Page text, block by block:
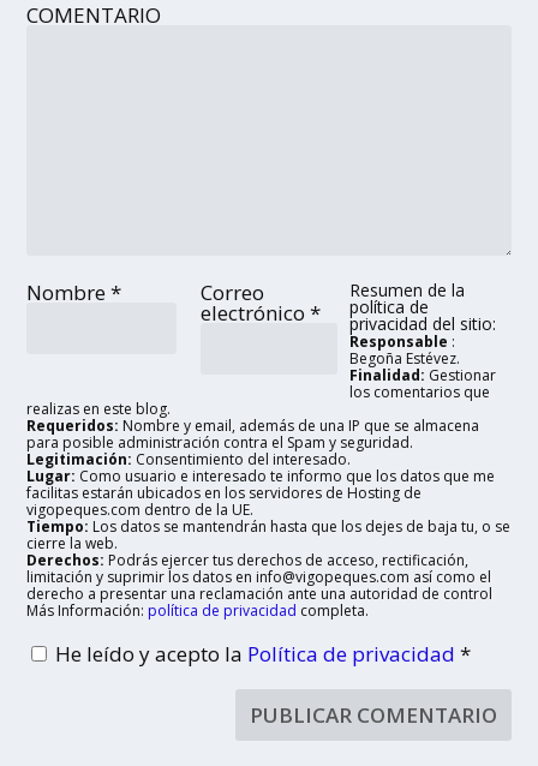
COMENTARIO
Nombre* Correo
electrónico *
Resumen de la
política de
privacidad del sitio:
Responsable :
Begoña Estévez.
Finalidad: Gestionar
los comentarios que
realizas en este blog.
Requeridos: Nombre y email, además de una IP que se almacena
para posible administración contra el Spam y seguridad.
Legitimación: Consentimiento del interesado.
Lugar: Como usuario e interesado te informo que los datos que me
facilitas estarán ubicados en los servidores de Hosting de
vigopeques.com dentro de la UE.
Tiempo: Los datos se mantendrán hasta que los dejes de baja tu, o se
cierre la web.
Derechos: Podrás ejercer tus derechos de acceso, rectificación,
limitación y suprimir los datos en info@vigopeques.com así como el
derecho a presentar una reclamación ante una autoridad de control
Más Información: política de privacidad completa.
He leído y acepto la Política de privacidad*